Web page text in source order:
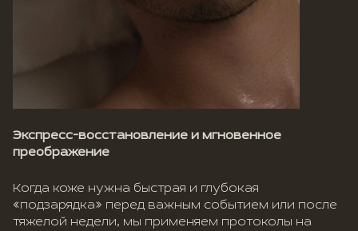
Экспресс-восстановление и мгновенное
преображение
Когда коже нужна быстрая и глубокая
«подзарядка» перед важным событием или после
тяжелой недели, мы применяем протоколы на